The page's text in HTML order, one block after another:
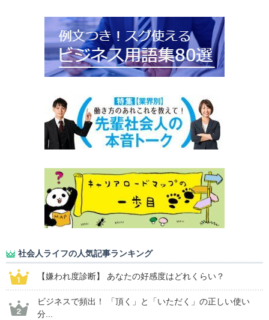
社会人ライフの人気記事ランキング
【嫌われ度診断】 あなたの好感度はどれくらい？
ビジネスで頻出！ 「頂く」と「いただく」の正しい使い
分...